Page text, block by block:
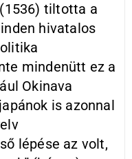
tiltotta a
hivatalos
mindenütt ez a
Okinava
is azonnal
lépése az volt,